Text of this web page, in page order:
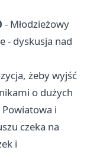
- Młodzieżowy
- dyskusja nad
żeby wyjść
o dużych
i
czeka na
i